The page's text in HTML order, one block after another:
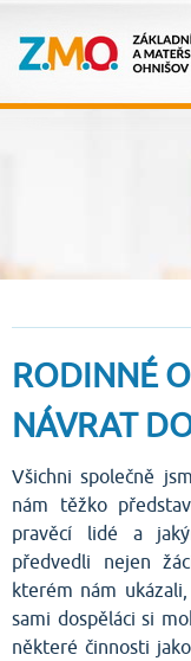
RODINNÉ
NÁVRAT
Všichni společně
nám těžko
pravěcí lidé a
předvedli nejen
kterém nám
sami dospěláci si
některé činnosti